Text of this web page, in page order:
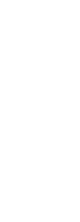
En
de la ciudad
los barrios
y 328 en
tengan
son